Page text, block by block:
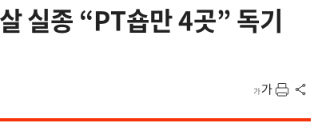
실종 “PT숍만 4곳” 독기